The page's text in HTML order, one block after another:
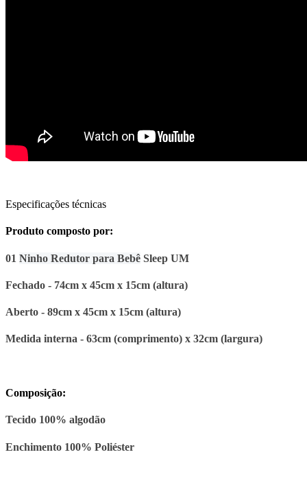
Especificações técnicas
Produto composto por:
01 Ninho Redutor para Bebê Sleep UM
Fechado - 74cm x 45cm x 15cm (altura)
Aberto - 89cm x 45cm x 15cm (altura)
Medida interna - 63cm (comprimento) x 32cm (largura)
Composição:
Tecido 100% algodão
Enchimento 100% Poliéster